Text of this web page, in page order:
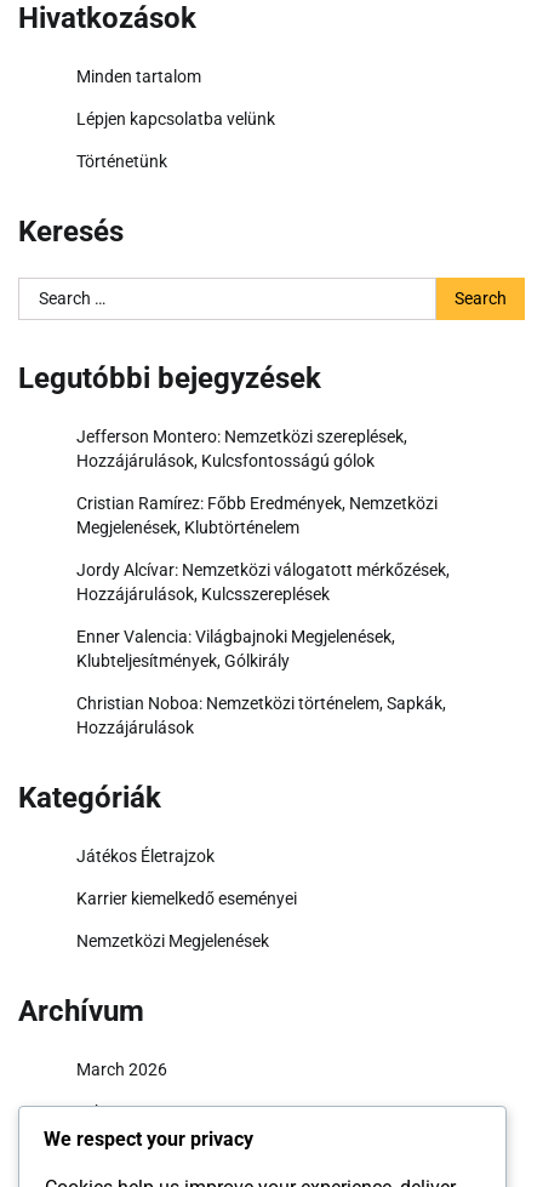
Hivatkozások
Minden tartalom
Lépjen kapcsolatba velünk
Történetünk
Keresés
Search
for:
Legutóbbi bejegyzések
Jefferson Montero: Nemzetközi szereplések,
Hozzájárulások, Kulcsfontosságú gólok
Cristian Ramírez: Főbb Eredmények, Nemzetközi
Megjelenések, Klubtörténelem
Jordy Alcívar: Nemzetközi válogatott mérkőzések,
Hozzájárulások, Kulcsszereplések
Enner Valencia: Világbajnoki Megjelenések,
Klubteljesítmények, Gólkirály
Christian Noboa: Nemzetközi történelem, Sapkák,
Hozzájárulások
Kategóriák
Játékos Életrajzok
Karrier kiemelkedő eseményei
Nemzetközi Megjelenések
Archívum
March 2026
February 2026
We respect your privacy